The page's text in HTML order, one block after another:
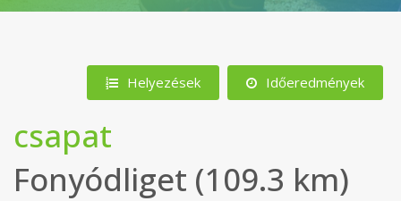
Helyezések Időeredmények
csapat
Fonyódliget (109.3 km)